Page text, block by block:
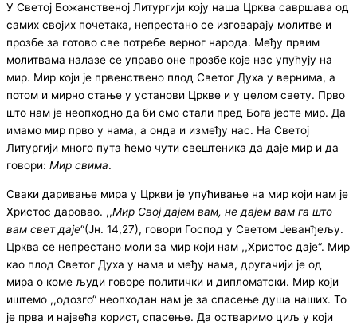
У Светој Божанственој Литургији коју наша Црква савршава од
самих својих почетака, непрестано се изговарају молитве и
прозбе за готово све потребе верног народа. Међу првим
молитвама налазе се управо оне прозбе које нас упућују на
мир. Мир који је првенствено плод Светог Духа у вернима, а
потом и мирно стање у установи Цркве и у целом свету. Прво
што нам је неопходно да би смо стали пред Бога јесте мир. Да
имамо мир прво у нама, а онда и између нас. На Светој
Литургији много пута ћемо чути свештеника да даје мир и да
говори: Мир свима.
Сваки даривање мира у Цркви је упућивање на мир који нам је
Христос даровао. ,,Мир Свој дајем вам, не дајем вам га што
вам свет даје“(Јн. 14,27), говори Господ у Светом Јеванђељу.
Црква се непрестано моли за мир који нам ,,Христос даје“. Мир
као плод Светог Духа у нама и међу нама, другачији је од
мира о коме људи говоре политички и дипломатски. Мир који
иштемо ,,одозго“ неопходан нам је за спасење душа наших. То
је прва и највећа корист, спасење. Да остваримо циљ у који